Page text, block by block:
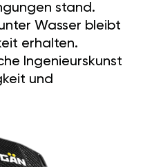
stand.
Wasser bleibt
erhalten.
Ingenieurskunst
und